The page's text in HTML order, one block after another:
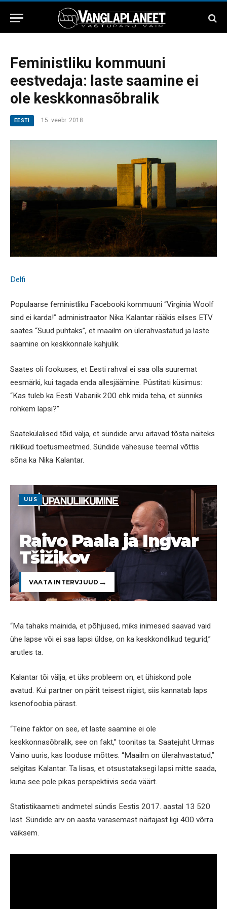
Feministliku kommuuni
eestvedaja: laste saamine ei
ole keskkonnasõbralik
EESTI 15. veebr. 2018
Delfi
Populaarse feministliku Facebooki kommuuni “Virginia Woolf
sind ei karda!” administraator Nika Kalantar rääkis eilses ETV
saates “Suud puhtaks”, et maailm on ülerahvastatud ja laste
saamine on keskkonnale kahjulik.
Saates oli fookuses, et Eesti rahval ei saa olla suuremat
eesmärki, kui tagada enda allesjäämine. Püstitati küsimus:
“Kas tuleb ka Eesti Vabariik 200 ehk mida teha, et sünniks
rohkem lapsi?”
Saatekülalised tõid välja, et sündide arvu aitavad tõsta näiteks
riiklikud toetusmeetmed. Sündide vähesuse teemal võttis
sõna ka Nika Kalantar.
UUS
Raivo Paala ja Ingvar
Tšižikov
VAATA INTERVJUUD
“Ma tahaks mainida, et põhjused, miks inimesed saavad vaid
ühe lapse või ei saa lapsi üldse, on ka keskkondlikud tegurid,”
arutles ta.
Kalantar tõi välja, et üks probleem on, et ühiskond pole
avatud. Kui partner on pärit teisest riigist, siis kannatab laps
ksenofoobia pärast.
“Teine faktor on see, et laste saamine ei ole
keskkonnasõbralik, see on fakt,” toonitas ta. Saatejuht Urmas
Vaino uuris, kas looduse mõttes. “Maailm on ülerahvastatud,”
selgitas Kalantar. Ta lisas, et otsustataksegi lapsi mitte saada,
kuna see pole pikas perspektiivis seda väärt.
Statistikaameti andmetel sündis Eestis 2017. aastal 13 520
last. Sündide arv on aasta varasemast näitajast ligi 400 võrra
väiksem.